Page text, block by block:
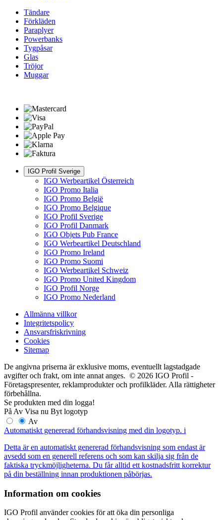
Tändare
Förkläden
Paraplyer
Powerbanks
Tygpåsar
Glas
Tröjor
Muggar
IGO Profil Sverige
IGO Werbeartikel Österreich
IGO Promo Italia
IGO Promo België
IGO Promo Belgique
IGO Profil Sverige
IGO Profil Danmark
IGO Objets Pub France
IGO Werbeartikel Deutschland
IGO Promo Ireland
IGO Promo Suomi
IGO Werbeartikel Schweiz
IGO Promo United Kingdom
IGO Profil Norge
IGO Promo Nederland
Allmänna villkor
Integritetspolicy
Ansvarsfriskrivning
Cookies
Sitemap
De angivna priserna är exklusive moms, eventuellt lagstadgade
avgifter och frakt, om inte annat anges. © 2026 IGO Profil -
Företagspresenter, reklamprodukter och profilkläder. Alla rättigheter
förbehållna.
Se produkten med din logga!
På Av Visa nu Byt logotyp
Av
Automatiskt genererad förhandsvisning med din logotyp. i
Detta är en automatiskt genererad förhandsvisning som endast är
avsedd som en generell referens och som kan skilja sig från de
faktiska tryckmöjligheterna. Du får alltid ett kostnadsfritt korrektur
på din beställning innan produktionen påbörjas.
Information om cookies
IGO Profil använder cookies för att öka din personliga